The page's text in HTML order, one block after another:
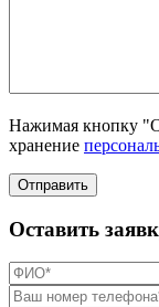
Нажимая кнопку
хранение
Отправить
Оставить